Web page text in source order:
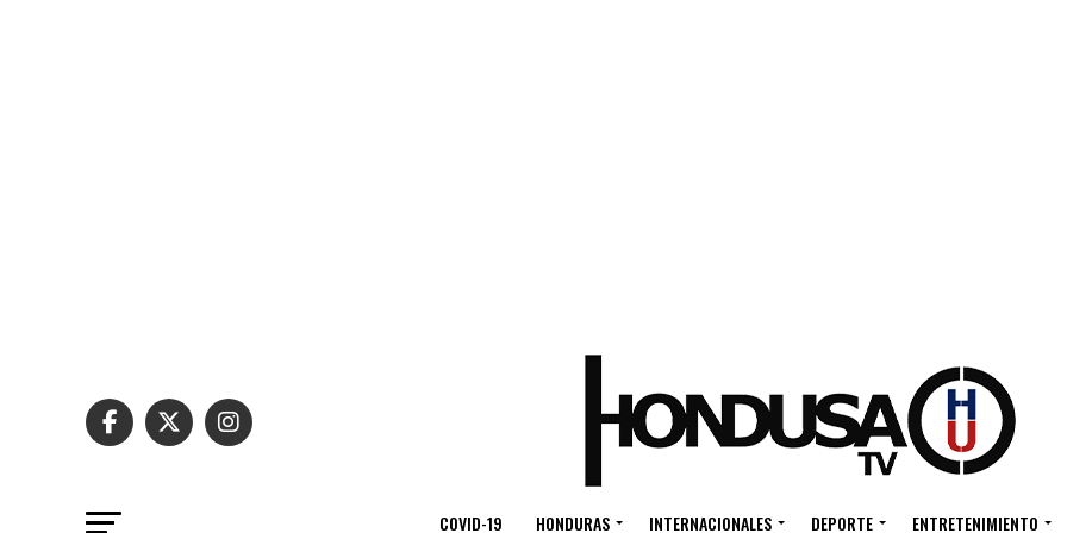
COVID-19 HONDURAS INTERNACIONALES DEPORTE ENTRETENIMIENTO